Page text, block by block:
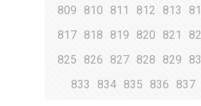
809
810 811 812 813
817 818 819 820 821
825
826 827 828 829
833
834 835 836 837